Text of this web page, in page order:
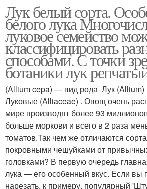
Лук белый сорта.
белого лука
луковое семейство
классифицировать
способами. С точки
ботаники лук
(Allium cepa) — вид рода Лук (Allium)
Луковые (Alliaceae) . Овощ очень
мире производят более 93
больше моркови и всего в 2 раза
томатов.Так чем же отличаются
покровными чешуйками от
головками? В первую очередь
лука — его особенный вкус. Если вы
нарезать, к примеру, популярный